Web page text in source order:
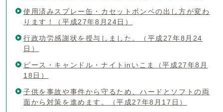
使用済みスプレー缶・カセットボンベの出し方が変わ
ります！（平成27年8月24日）
行政功労感謝状を授与しました。（平成27年8月24
日）
ピース・キャンドル・ナイトinいこま（平成27年8月
18日）
子供を事故や事件から守るため、ハードとソフトの両
面から対策を進めます。（平成27年8月17日）